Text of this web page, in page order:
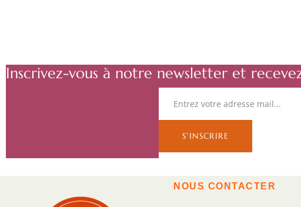
Inscrivez-vous à notre newsletter et
NOUS CONTACTER